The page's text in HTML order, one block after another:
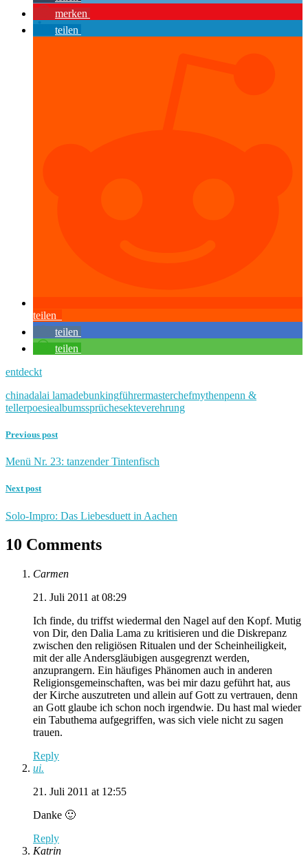
merken
teilen
teilen
teilen
teilen
entdeckt
chinadalai lamadebunkingführermasterchefmythenpenn &
tellerpoesiealbumssprüchesekteverehrung
Previous post
Menü Nr. 23: tanzender Tintenfisch
Next post
Solo-Impro: Das Liebesduett in Aachen
10 Comments
Carmen
21. Juli 2011 at 08:29
Ich finde, du triffst wiedermal den Nagel auf den Kopf. Mutig
von Dir, den Dalia Lama zu kritisieren und die Diskrepanz
zwischen den religiösen Ritualen und der Scheinheiligkeit,
mit der alle Andersgläubigen ausgegrenzt werden,
anzuprangern. Ein häufiges Phänomen auch in anderen
Religionsgemeinschaften, was bei mir dazu geführt hat, aus
der Kirche auszutreten und allein auf Gott zu vertrauen, denn
an Gott glaube ich schon noch irgendwie. Du hast mal wieder
ein Tabuthema aufgegriffen, was sich viele nicht zu sagen
trauen.
Reply
ui.
21. Juli 2011 at 12:55
Danke 🙂
Reply
Katrin